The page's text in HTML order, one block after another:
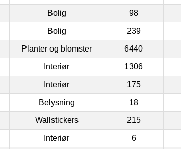
Bolig 98
Bolig 239
Planter og blomster 6440
Interiør 1306
Interiør 175
Belysning 18
Wallstickers 215
Interiør 6